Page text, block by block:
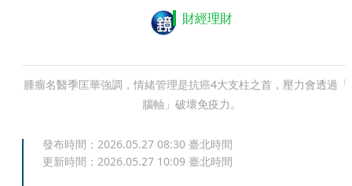
財經理財
腫瘤名醫季匡華強調，情緒管理是抗癌4大支柱之首，壓力會透過「
腦軸」破壞免疫力。
發布時間： 2026.05.27 08:30 臺北時間
更新時間： 2026.05.27 10:09 臺北時間